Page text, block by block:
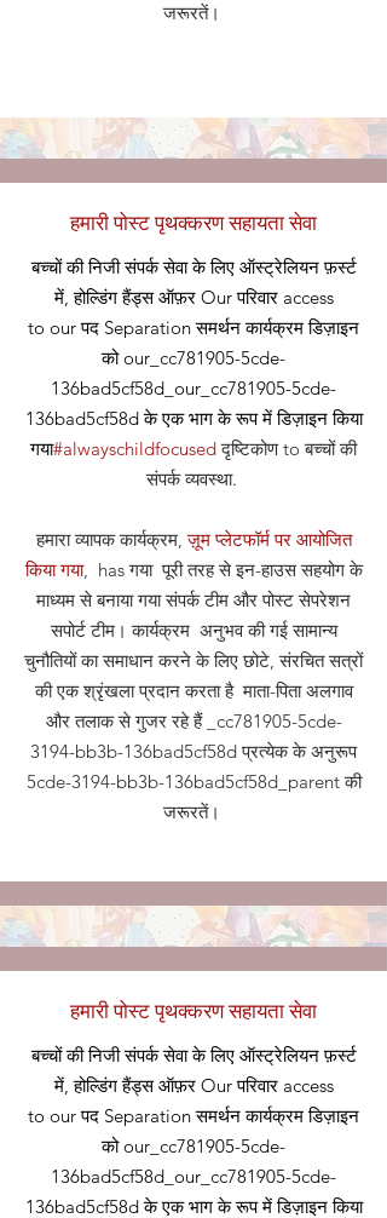
जरूरतें।
हमारी पोस्ट पृथक्करण सहायता सेवा
बच्चों की निजी संपर्क सेवा के लिए ऑस्ट्रेलियन फ़र्स्ट
में, होल्डिंग हैंड्स ऑफ़र Ourपरिवार access
to ourपद Separation समर्थन कार्यक्रम डिज़ाइन
को our_cc781905-5cde-
136bad5cf58d_our_cc781905-5cde-
136bad5cf58d के एक भाग के रूप में डिज़ाइन किया
गया#alwayschildfocusedदृष्टिकोणto बच्चों की
संपर्क व्यवस्था.
हमारा व्यापक कार्यक्रम,ज़ूम प्लेटफॉर्म पर आयोजित
किया गया, has गया पूरी तरह से इन-हाउस सहयोग के
माध्यम से बनाया गया संपर्क टीम और पोस्ट सेपरेशन
सपोर्ट टीम। कार्यक्रम अनुभव की गई सामान्य
चुनौतियों का समाधान करने के लिए छोटे, संरचित सत्रों
की एक श्रृंखला प्रदान करता है माता-पिता अलगाव
और तलाक से गुजर रहे हैं _cc781905-5cde-
3194-bb3b-136bad5cf58d प्रत्येक के अनुरूप
5cde-3194-bb3b-136bad5cf58d_parent की
जरूरतें।
हमारी पोस्ट पृथक्करण सहायता सेवा
बच्चों की निजी संपर्क सेवा के लिए ऑस्ट्रेलियन फ़र्स्ट
में, होल्डिंग हैंड्स ऑफ़र Ourपरिवार access
to ourपद Separation समर्थन कार्यक्रम डिज़ाइन
को our_cc781905-5cde-
136bad5cf58d_our_cc781905-5cde-
136bad5cf58d के एक भाग के रूप में डिज़ाइन किया